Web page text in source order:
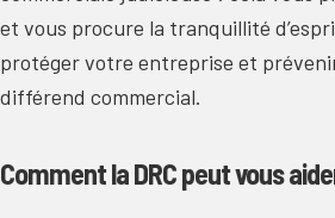
et vous procure la tranquillité
protéger votre entreprise et
différend commercial.
Comment la DRC peut vous